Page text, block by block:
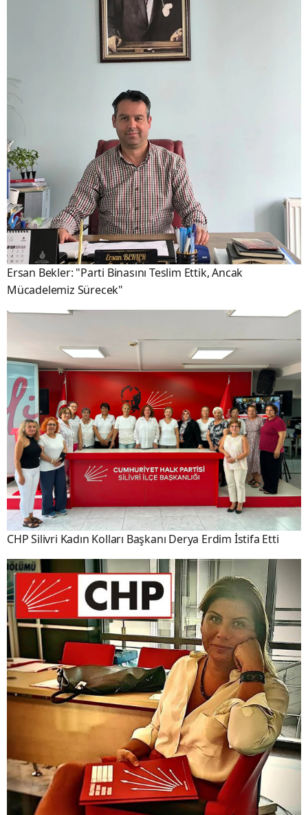
Ersan Bekler: "Parti Binasını Teslim Ettik, Ancak
Mücadelemiz Sürecek"
CHP Silivri Kadın Kolları Başkanı Derya Erdim İstifa Etti